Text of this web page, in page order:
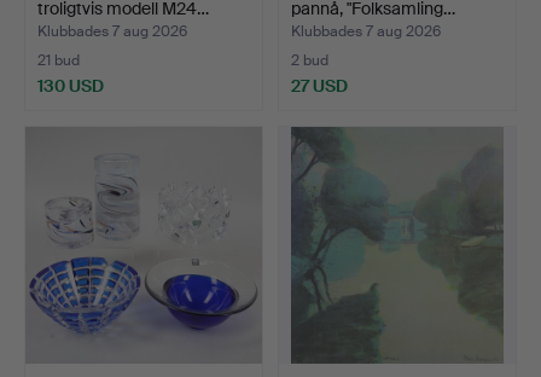
troligtvis modell M24…
Klubbades 7 aug 2026
21 bud
130 USD
pannå, "Folksamling…
Klubbades 7 aug 2026
2 bud
27 USD